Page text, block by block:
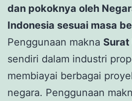
dan pokoknya oleh
Indonesia sesuai masa
Penggunaan makna Surat
sendiri dalam industri
membiayai berbagai
negara. Penggunaan